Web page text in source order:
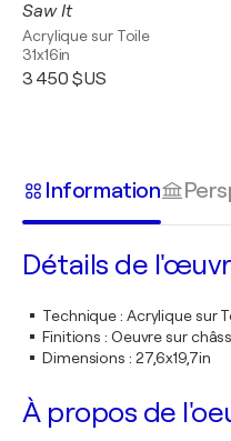
Saw It
Acrylique sur Toile
31x16in
3 450 $US
Information
Détails de
Technique: Acrylique sur
Finitions : Oeuvre sur
Dimensions : 27,6x19,7in
À propos de